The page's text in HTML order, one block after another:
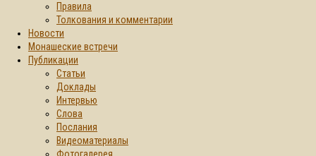
Правила
Толкования и комментарии
Новости
Монашеские встречи
Публикации
Статьи
Доклады
Интервью
Слова
Послания
Видеоматериалы
© 2015-2026. Синодальный отдел по
делам монастырей и монашеству БПЦ